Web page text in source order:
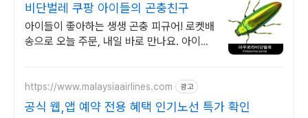
비단벌레 쿠팡 아이들의 곤충친구
아이들이 좋아하는 생생 곤충 피규어! 로켓배
송으로 오늘 주문, 내일 바로 만나요. 아이의
https://www.malaysiaairlines.com 광고
공식 웹,앱 예약 전용 혜택 인기노선 특가 확인